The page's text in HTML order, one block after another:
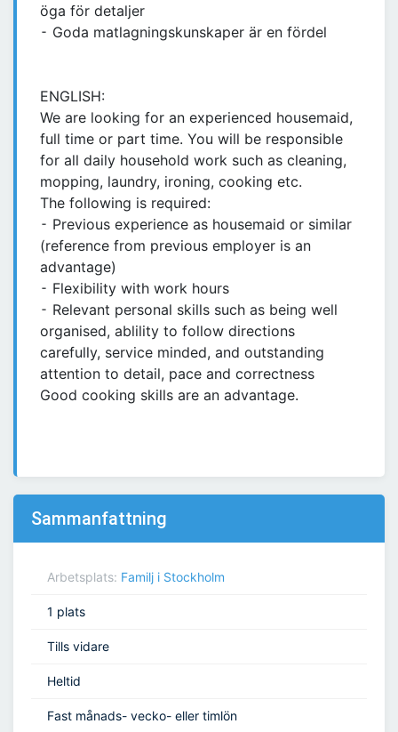
öga för detaljer
⁃ Goda matlagningskunskaper är en fördel
ENGLISH:
We are looking for an experienced housemaid,
full time or part time. You will be responsible
for all daily household work such as cleaning,
mopping, laundry, ironing, cooking etc.
The following is required:
⁃ Previous experience as housemaid or similar
(reference from previous employer is an
advantage)
⁃ Flexibility with work hours
⁃ Relevant personal skills such as being well
organised, ablility to follow directions
carefully, service minded, and outstanding
attention to detail, pace and correctness
Good cooking skills are an advantage.
Sammanfattning
Arbetsplats: Familj i Stockholm
1 plats
Tills vidare
Heltid
Fast månads- vecko- eller timlön